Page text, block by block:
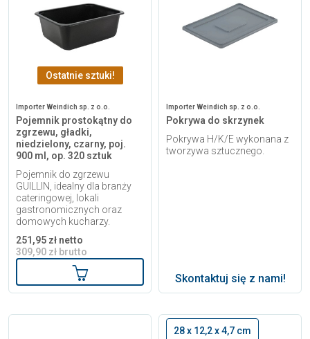
Ostatnie sztuki!
Importer Weindich sp. z o.o.
Pojemnik prostokątny do
zgrzewu, gładki,
niedzielony, czarny, poj.
900 ml, op. 320 sztuk
Pojemnik do zgrzewu
GUILLIN, idealny dla branży
cateringowej, lokali
gastronomicznych oraz
domowych kucharzy.
251,95 zł netto
309,90 zł brutto
Dodaj do koszyka
Importer Weindich sp. z o.o.
Pokrywa do skrzynek
Pokrywa H/K/E wykonana z
tworzywa sztucznego.
Skontaktuj się z nami!
28 x 12,2 x 4,7 cm